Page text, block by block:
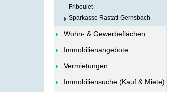
Friboulet
Sparkasse Rastatt-Gernsbach
Wohn- & Gewerbeflächen
Immobilienangebote
Vermietungen
Immobiliensuche (Kauf & Miete)